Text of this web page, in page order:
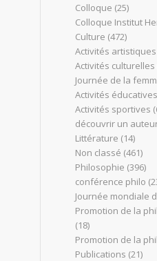
Colloque (25)
Colloque Institut
Culture (472)
Activités
Activités culturelles
Journée de la
Activités éducatives
Activités sportives
découvrir un
Littérature (14)
Non classé (461)
Philosophie (396)
conférence philo
Journée mondiale
Promotion de la
(18)
Promotion de la
Publications (21)